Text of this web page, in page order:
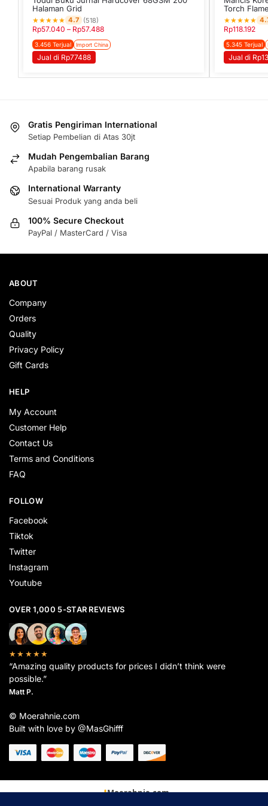
Halaman Grid
★★★★★ 4.7 (518)
Rp57.040 – Rp57.488
3.456 Terjual Import China
Jual di Rp77488
Torch
★★★★★
Rp118.192
5.345 Terjual
Jual di
Gratis Pengiriman International
Setiap Pembelian di Atas 30jt
Mudah Pengembalian Barang
Apabila barang rusak
International Warranty
Sesuai Produk yang anda beli
100% Secure Checkout
PayPal / MasterCard / Visa
ABOUT
Company
Orders
Quality
Privacy Policy
Gift Cards
HELP
My Account
Customer Help
Contact Us
Terms and Conditions
FAQ
FOLLOW
Facebook
Tiktok
Twitter
Instagram
Youtube
OVER 1,000 5-STAR REVIEWS
★★★★★
“Amazing quality products for prices I didn’t think were
possible.”
Matt P.
© Moerahnie.com
Built with love by @MasGhifff
Moerahnie.com